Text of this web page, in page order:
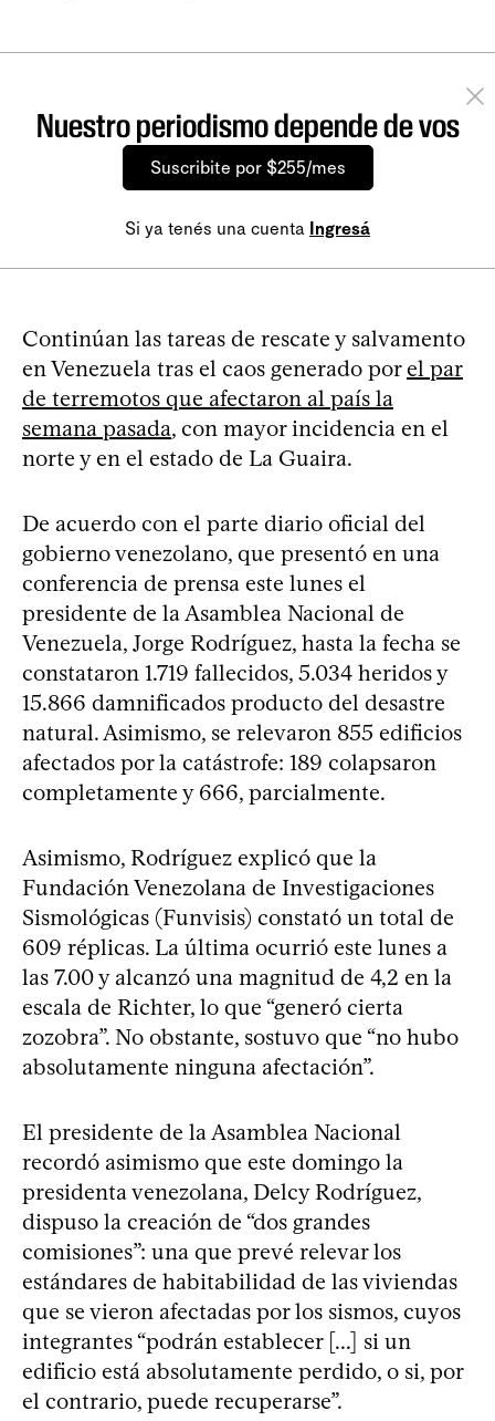
Nuestro periodismo depende de vos
Suscribite por $255/mes
Si ya tenés una cuenta Ingresá
Continúan las tareas de rescate y salvamento
en Venezuela tras el caos generado porel par
de terremotos que afectaron al país la
semana pasada, con mayor incidencia en el
norte y en el estado de La Guaira.
De acuerdo con el parte diario oficial del
gobierno venezolano, que presentó en una
conferencia de prensa este lunes el
presidente de la Asamblea Nacional de
Venezuela, Jorge Rodríguez, hasta la fecha se
constataron 1.719 fallecidos, 5.034 heridos y
15.866 damnificados producto del desastre
natural. Asimismo, se relevaron 855 edificios
afectados por la catástrofe: 189 colapsaron
completamente y 666, parcialmente.
Asimismo, Rodríguez explicó que la
Fundación Venezolana de Investigaciones
Sismológicas (Funvisis) constató un total de
609 réplicas. La última ocurrió este lunes a
las 7.00 y alcanzó una magnitud de 4,2 en la
escala de Richter, lo que “generó cierta
zozobra”. No obstante, sostuvo que “no hubo
absolutamente ninguna afectación”.
El presidente de la Asamblea Nacional
recordó asimismo que este domingo la
presidenta venezolana, Delcy Rodríguez,
dispuso la creación de “dos grandes
comisiones”: una que prevé relevar los
estándares de habitabilidad de las viviendas
que se vieron afectadas por los sismos, cuyos
integrantes “podrán establecer [...] si un
edificio está absolutamente perdido, o si, por
el contrario, puede recuperarse”.